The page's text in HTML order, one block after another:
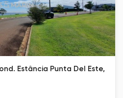
Estância Punta Del Este,